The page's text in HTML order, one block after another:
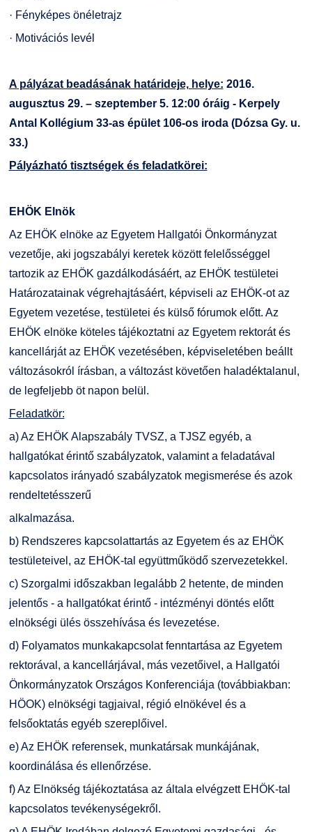
Fordítási Szolgáltatások
DUE Hallgatói laptop használati segédlet
TDK/Tehetségnap
Képzési Életpályamodell
· Fényképes önéletrajz
· Motivációs levél
A pályázat beadásának határideje, helye: 2016.
augusztus 29. – szeptember 5. 12:00 óráig - Kerpely
Antal Kollégium 33-as épület 106-os iroda (Dózsa Gy. u.
33.)
Pályázható tisztségek és feladatkörei:
EHÖK Elnök
Az EHÖK elnöke az Egyetem Hallgatói Önkormányzat
vezetője, aki jogszabályi keretek között felelősséggel
tartozik az EHÖK gazdálkodásáért, az EHÖK testületei
Határozatainak végrehajtásáért, képviseli az EHÖK-ot az
Egyetem vezetése, testületei és külső fórumok előtt. Az
EHÖK elnöke köteles tájékoztatni az Egyetem rektorát és
kancellárját az EHÖK vezetésében, képviseletében beállt
változásokról írásban, a változást követően haladéktalanul,
de legfeljebb öt napon belül.
Feladatkör:
a) Az EHÖK Alapszabály TVSZ, a TJSZ egyéb, a
hallgatókat érintő szabályzatok, valamint a feladatával
kapcsolatos irányadó szabályzatok megismerése és azok
rendeltetésszerű
alkalmazása.
b) Rendszeres kapcsolattartás az Egyetem és az EHÖK
testületeivel, az EHÖK-tal együttműködő szervezetekkel.
c) Szorgalmi időszakban legalább 2 hetente, de minden
jelentős - a hallgatókat érintő - intézményi döntés előtt
elnökségi ülés összehívása és levezetése.
d) Folyamatos munkakapcsolat fenntartása az Egyetem
rektorával, a kancellárjával, más vezetőivel, a Hallgatói
Önkormányzatok Országos Konferenciája (továbbiakban:
HÖOK) elnökségi tagjaival, régió elnökével és a
felsőoktatás egyéb szereplőivel.
e) Az EHÖK referensek, munkatársak munkájának,
koordinálása és ellenőrzése.
f) Az Elnökség tájékoztatása az általa elvégzett EHÖK-tal
kapcsolatos tevékenységekről.